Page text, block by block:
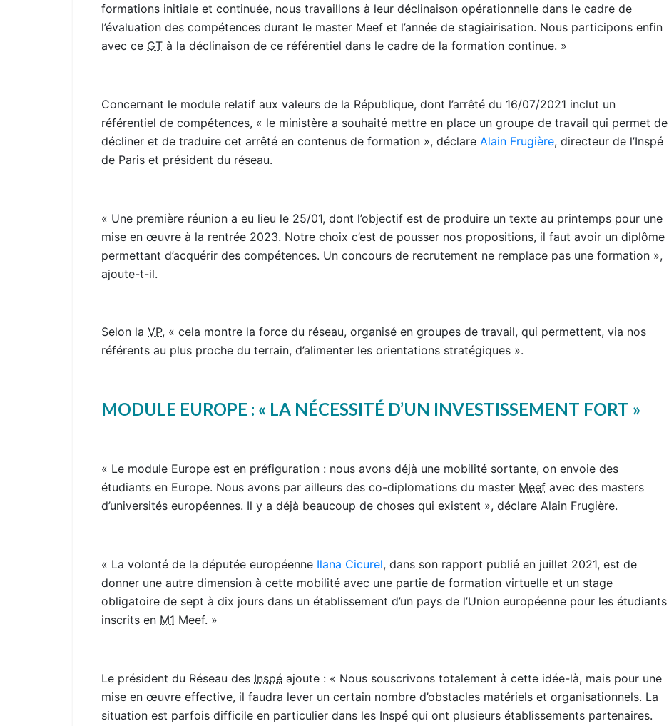
formations initiale et continuée, nous travaillons à leur déclinaison opérationnelle dans le cadre de
l’évaluation des compétences durant le master Meef et l’année de stagiairisation. Nous participons enfin
avec ce GT à la déclinaison de ce référentiel dans le cadre de la formation continue. »
Concernant le module relatif aux valeurs de la République, dont l’arrêté du 16/07/2021 inclut un
référentiel de compétences, « le ministère a souhaité mettre en place un groupe de travail qui permet de
décliner et de traduire cet arrêté en contenus de formation », déclare Alain Frugière, directeur de l’Inspé
de Paris et président du réseau.
« Une première réunion a eu lieu le 25/01, dont l’objectif est de produire un texte au printemps pour une
mise en œuvre à la rentrée 2023. Notre choix c’est de pousser nos propositions, il faut avoir un diplôme
permettant d’acquérir des compétences. Un concours de recrutement ne remplace pas une formation »,
ajoute-t-il.
Selon la VP, « cela montre la force du réseau, organisé en groupes de travail, qui permettent, via nos
référents au plus proche du terrain, d’alimenter les orientations stratégiques ».
MODULE EUROPE : « LA NÉCESSITÉ D’UN INVESTISSEMENT FORT »
« Le module Europe est en préfiguration : nous avons déjà une mobilité sortante, on envoie des
étudiants en Europe. Nous avons par ailleurs des co-diplomations du master Meef avec des masters
d’universités européennes. Il y a déjà beaucoup de choses qui existent », déclare Alain Frugière.
« La volonté de la députée européenne Ilana Cicurel, dans son rapport publié en juillet 2021, est de
donner une autre dimension à cette mobilité avec une partie de formation virtuelle et un stage
obligatoire de sept à dix jours dans un établissement d’un pays de l’Union européenne pour les étudiants
inscrits en M1 Meef. »
Le président du Réseau des Inspé ajoute : « Nous souscrivons totalement à cette idée-là, mais pour une
mise en œuvre effective, il faudra lever un certain nombre d’obstacles matériels et organisationnels. La
situation est parfois difficile en particulier dans les Inspé qui ont plusieurs établissements partenaires.